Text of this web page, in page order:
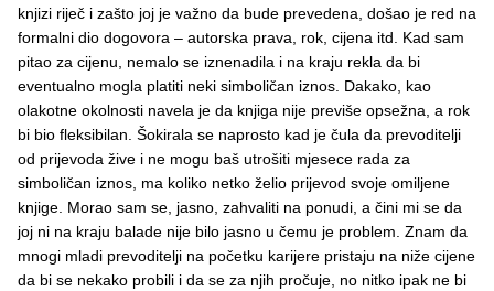
knjizi riječ i zašto joj je važno da bude prevedena, došao je red na
formalni dio dogovora – autorska prava, rok, cijena itd. Kad sam
pitao za cijenu, nemalo se iznenadila i na kraju rekla da bi
eventualno mogla platiti neki simboličan iznos. Dakako, kao
olakotne okolnosti navela je da knjiga nije previše opsežna, a rok
bi bio fleksibilan. Šokirala se naprosto kad je čula da prevoditelji
od prijevoda žive i ne mogu baš utrošiti mjesece rada za
simboličan iznos, ma koliko netko želio prijevod svoje omiljene
knjige. Morao sam se, jasno, zahvaliti na ponudi, a čini mi se da
joj ni na kraju balade nije bilo jasno u čemu je problem. Znam da
mnogi mladi prevoditelji na početku karijere pristaju na niže cijene
da bi se nekako probili i da se za njih pročuje, no nitko ipak ne bi